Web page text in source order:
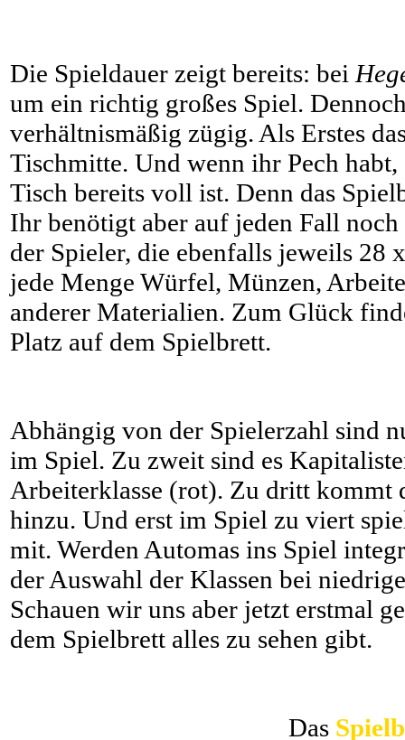
Die Spieldauer zeigt bereits: bei
um ein richtig großes Spiel.
verhältnismäßig zügig. Als Erstes
Tischmitte. Und wenn ihr Pech
Tisch bereits voll ist. Denn das
Ihr benötigt aber auf jeden Fall
der Spieler, die ebenfalls jeweils 28
jede Menge Würfel, Münzen,
anderer Materialien. Zum Glück
Platz auf dem Spielbrett.
Abhängig von der Spielerzahl sind
im Spiel. Zu zweit sind es
Arbeiterklasse (rot). Zu dritt kommt
hinzu. Und erst im Spiel zu viert
mit. Werden Automas ins Spiel
der Auswahl der Klassen bei
Schauen wir uns aber jetzt erstmal
dem Spielbrett alles zu sehen gibt.
Das